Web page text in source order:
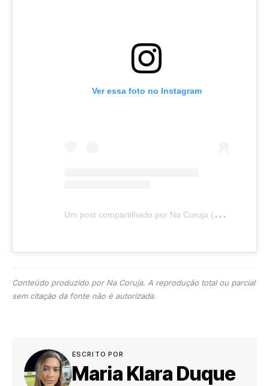
Ver essa foto no Instagram
U
m post compartilhado por Na Coruja (@canalnacoruja)
Conteúdo produzido por Na Coruja. A reprodução total ou parcial
sem citação da fonte não é autorizada.
ESCRITO POR
Maria Klara Duque